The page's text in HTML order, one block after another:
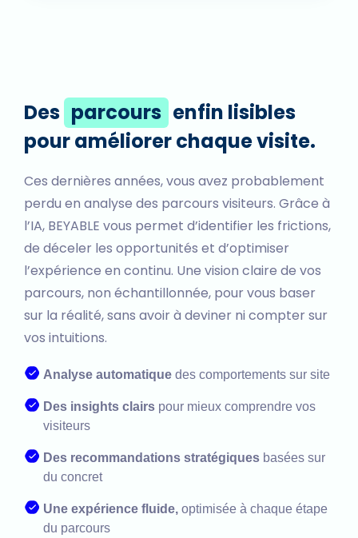
Des parcours enfin lisibles
pour améliorer chaque visite.
Ces dernières années, vous avez probablement
perdu en analyse des parcours visiteurs. Grâce à
l’IA, BEYABLE vous permet d’identifier les frictions,
de déceler les opportunités et d’optimiser
l’expérience en continu. Une vision claire de vos
parcours, non échantillonnée, pour vous baser
sur la réalité, sans avoir à deviner ni compter sur
vos intuitions.
Analyse automatique des comportements sur site
Des insights clairs pour mieux comprendre vos
visiteurs
Des recommandations stratégiques basées sur
du concret
Une expérience fluide, optimisée à chaque étape
du parcours